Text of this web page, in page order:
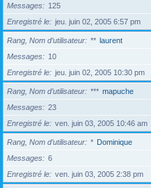
Messages
125
Enregistré le
jeu. juin 02, 2005 6:57 pm
Rang, Nom d’utilisateur ** laurent
Messages
10
Enregistré le
jeu. juin 02, 2005 10:30 pm
Rang, Nom d’utilisateur *** mapuche
Messages
23
Enregistré le
ven. juin 03, 2005 10:46 am
Rang, Nom d’utilisateur * Dominique
Messages
6
Enregistré le
ven. juin 03, 2005 2:38 pm